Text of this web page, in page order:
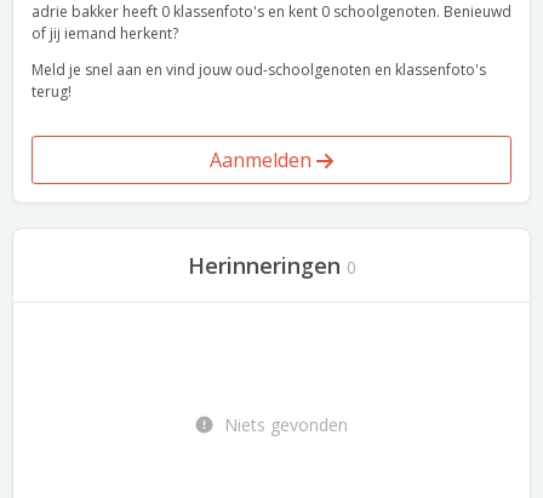
adrie bakker heeft 0 klassenfoto's en kent 0 schoolgenoten. Benieuwd
of jij iemand herkent?
Meld je snel aan en vind jouw oud-schoolgenoten en klassenfoto's
terug!
Aanmelden
Herinneringen 0
Niets gevonden